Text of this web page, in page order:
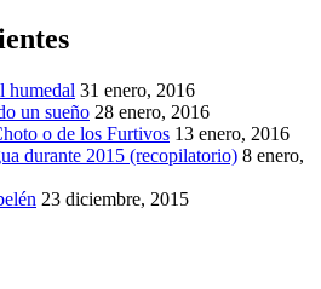
humedal 31 enero, 2016
un sueño 28 enero, 2016
o de los Furtivos 13 enero, 2016
durante 2015 (recopilatorio) 8 enero,
23 diciembre, 2015